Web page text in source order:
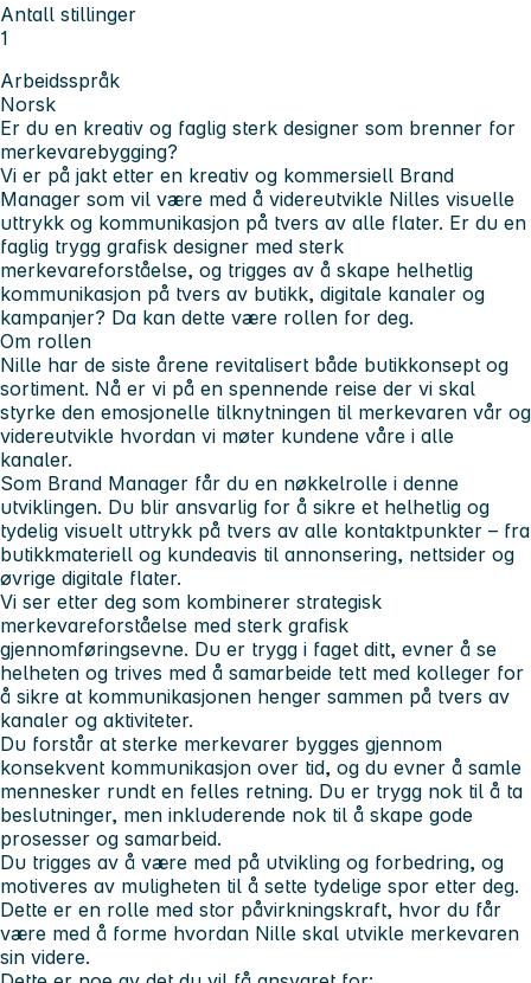
Antall stillinger
1
Arbeidsspråk
Norsk
Er du en kreativ og faglig sterk designer som brenner for
merkevarebygging?
Vi er på jakt etter en kreativ og kommersiell Brand
Manager som vil være med å videreutvikle Nilles visuelle
uttrykk og kommunikasjon på tvers av alle flater. Er du en
faglig trygg grafisk designer med sterk
merkevareforståelse, og trigges av å skape helhetlig
kommunikasjon på tvers av butikk, digitale kanaler og
kampanjer? Da kan dette være rollen for deg.
Om rollen
Nille har de siste årene revitalisert både butikkonsept og
sortiment. Nå er vi på en spennende reise der vi skal
styrke den emosjonelle tilknytningen til merkevaren vår og
videreutvikle hvordan vi møter kundene våre i alle
kanaler.
Som Brand Manager får du en nøkkelrolle i denne
utviklingen. Du blir ansvarlig for å sikre et helhetlig og
tydelig visuelt uttrykk på tvers av alle kontaktpunkter – fra
butikkmateriell og kundeavis til annonsering, nettsider og
øvrige digitale flater.
Vi ser etter deg som kombinerer strategisk
merkevareforståelse med sterk grafisk
gjennomføringsevne. Du er trygg i faget ditt, evner å se
helheten og trives med å samarbeide tett med kolleger for
å sikre at kommunikasjonen henger sammen på tvers av
kanaler og aktiviteter.
Du forstår at sterke merkevarer bygges gjennom
konsekvent kommunikasjon over tid, og du evner å samle
mennesker rundt en felles retning. Du er trygg nok til å ta
beslutninger, men inkluderende nok til å skape gode
prosesser og samarbeid.
Du trigges av å være med på utvikling og forbedring, og
motiveres av muligheten til å sette tydelige spor etter deg.
Dette er en rolle med stor påvirkningskraft, hvor du får
være med å forme hvordan Nille skal utvikle merkevaren
sin videre.